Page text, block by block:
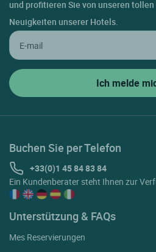
und profitieren Sie von unseren
Neuigkeiten unserer Hotels.
Buchen Sie per Telefon
+33(0)1 45 84 83 84
Ein Kundenberater steht Ihnen zur
Unterstützung & FAQs
Mes Reservierungen